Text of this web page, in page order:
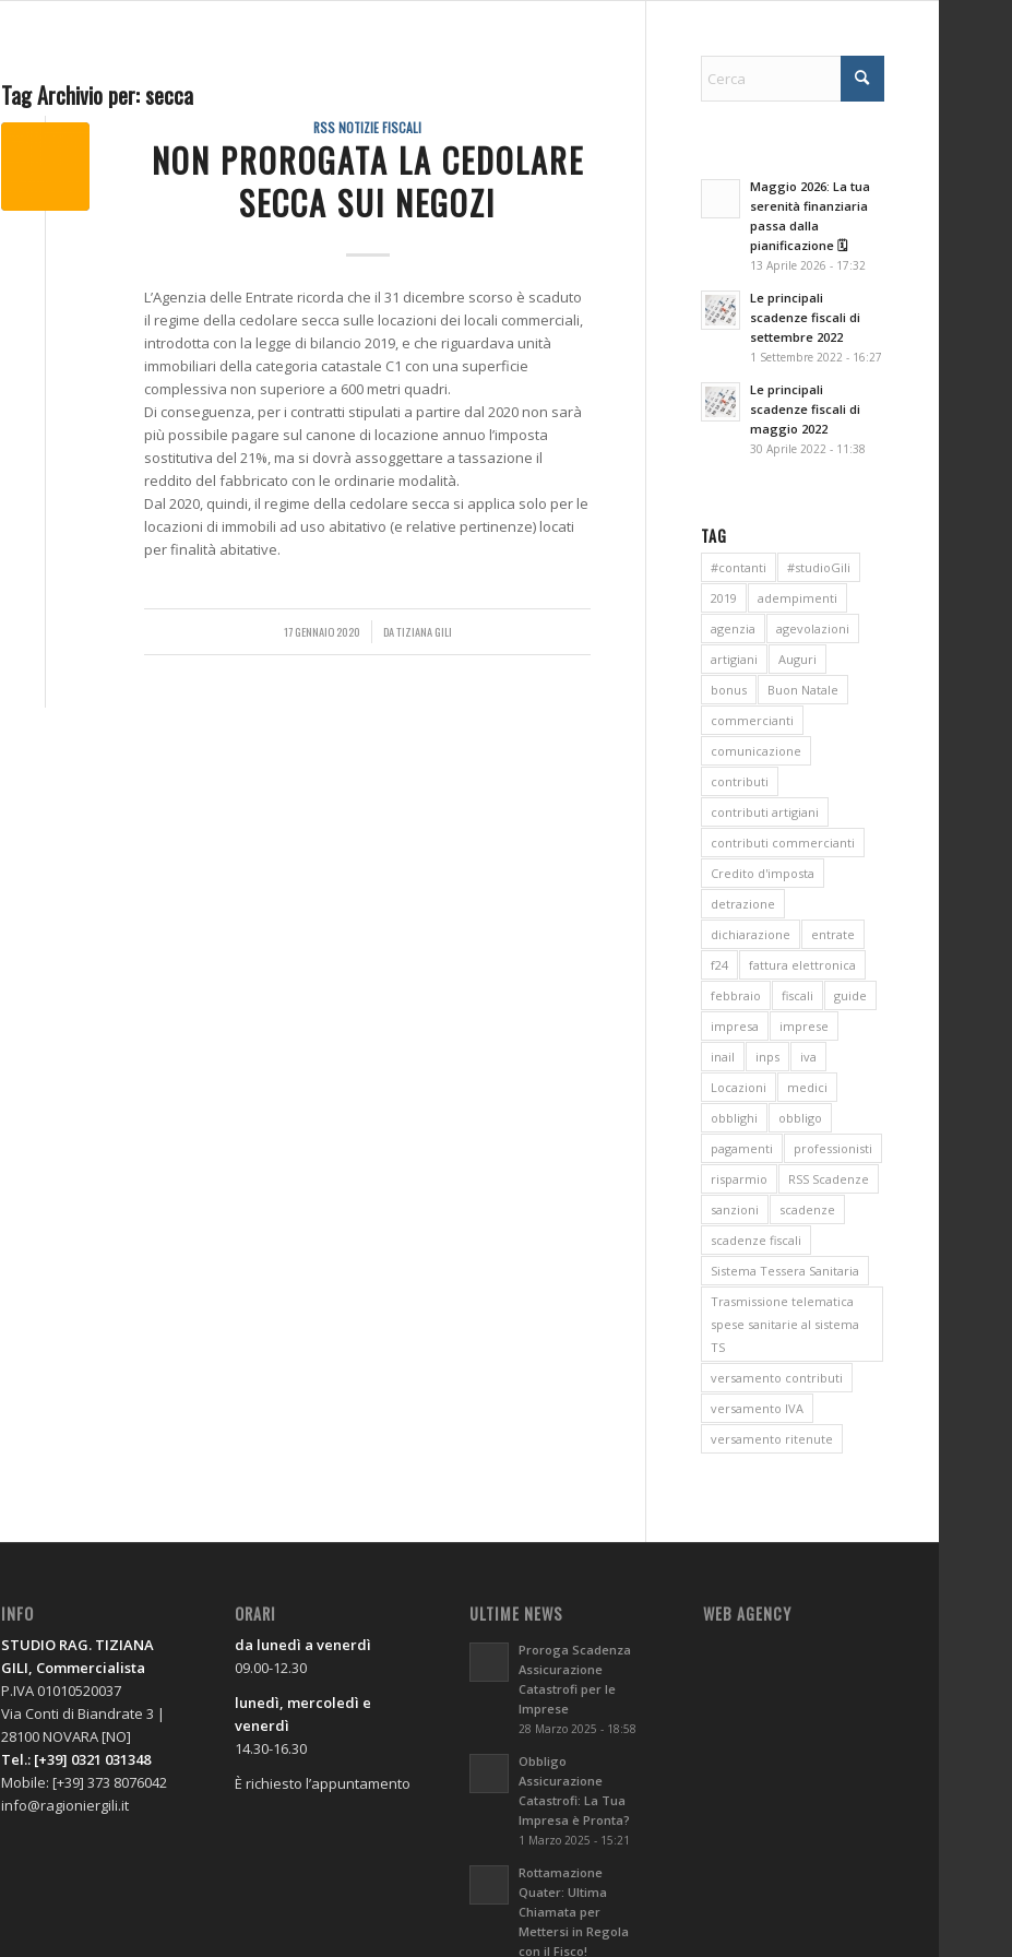
Tag Archivio per:secca
RSS NOTIZIE FISCALI
NON PROROGATA LA CEDOLARE
SECCA SUI NEGOZI
L’Agenzia delle Entrate ricorda che il 31 dicembre scorso è scaduto
il regime della cedolare secca sulle locazioni dei locali commerciali,
introdotta con la legge di bilancio 2019, e che riguardava unità
immobiliari della categoria catastale C1 con una superficie
complessiva non superiore a 600 metri quadri.
Di conseguenza, per i contratti stipulati a partire dal 2020 non sarà
più possibile pagare sul canone di locazione annuo l’imposta
sostitutiva del 21%, ma si dovrà assoggettare a tassazione il
reddito del fabbricato con le ordinarie modalità.
Dal 2020, quindi, il regime della cedolare secca si applica solo per le
locazioni di immobili ad uso abitativo (e relative pertinenze) locati
per finalità abitative.
17 GENNAIO 2020
/ DATIZIANA GILI
Maggio 2026: La tua
serenità finanziaria
passa dalla
pianificazione 🗓️
13 Aprile 2026 - 17:32
Le principali
scadenze fiscali di
settembre 2022
1 Settembre 2022 - 16:27
Le principali
scadenze fiscali di
maggio 2022
30 Aprile 2022 - 11:38
TAG
#contanti
#studioGili
2019
adempimenti
agenzia
agevolazioni
artigiani
Auguri
bonus
Buon Natale
commercianti
comunicazione
contributi
contributi artigiani
contributi commercianti
Credito d'imposta
detrazione
dichiarazione
entrate
f24
fattura elettronica
febbraio
fiscali
guide
impresa
imprese
inail
inps
iva
Locazioni
medici
obblighi
obbligo
pagamenti
professionisti
risparmio
RSS Scadenze
sanzioni
scadenze
scadenze fiscali
Sistema Tessera Sanitaria
Trasmissione telematica
spese sanitarie al sistema
TS
versamento contributi
versamento IVA
versamento ritenute
INFO
STUDIO RAG. TIZIANA
GILI, Commercialista
P.IVA 01010520037
Via Conti di Biandrate 3 |
28100 NOVARA [NO]
Tel.: [+39] 0321 031348
Mobile: [+39] 373 8076042
info@ragioniergili.it
ORARI
da lunedì a venerdì
09.00-12.30
lunedì, mercoledì e
venerdì
14.30-16.30
È richiesto l’appuntamento
ULTIME NEWS
Proroga Scadenza
Assicurazione
Catastrofi per le
Imprese
28 Marzo 2025 - 18:58
Obbligo
Assicurazione
Catastrofi: La Tua
Impresa è Pronta?
1 Marzo 2025 - 15:21
Rottamazione
Quater: Ultima
Chiamata per
Mettersi in Regola
con il Fisco!
WEB AGENCY